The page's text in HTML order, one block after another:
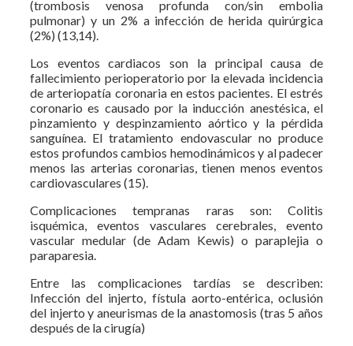
(trombosis venosa profunda con/sin embolia
pulmonar) y un 2% a infección de herida quirúrgica
(2%) (13,14).
Los eventos cardiacos son la principal causa de
fallecimiento perioperatorio por la elevada incidencia
de arteriopatía coronaria en estos pacientes. El estrés
coronario es causado por la inducción anestésica, el
pinzamiento y despinzamiento aórtico y la pérdida
sanguínea. El tratamiento endovascular no produce
estos profundos cambios hemodinámicos y al padecer
menos las arterias coronarias, tienen menos eventos
cardiovasculares (15).
Complicaciones tempranas raras son: Colitis
isquémica, eventos vasculares cerebrales, evento
vascular medular (de Adam Kewis) o paraplejia o
paraparesia.
Entre las complicaciones tardías se describen:
Infección del injerto, fístula aorto-entérica, oclusión
del injerto y aneurismas de la anastomosis (tras 5 años
después de la cirugía)